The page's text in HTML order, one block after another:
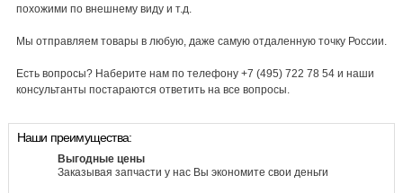
похожими по внешнему виду и т.д.
Мы отправляем товары в любую, даже самую отдаленную точку России.
Есть вопросы? Наберите нам по телефону +7 (495) 722 78 54 и наши
консультанты постараются ответить на все вопросы.
Наши преимущества:
Выгодные цены
Заказывая запчасти у нас Вы экономите свои деньги